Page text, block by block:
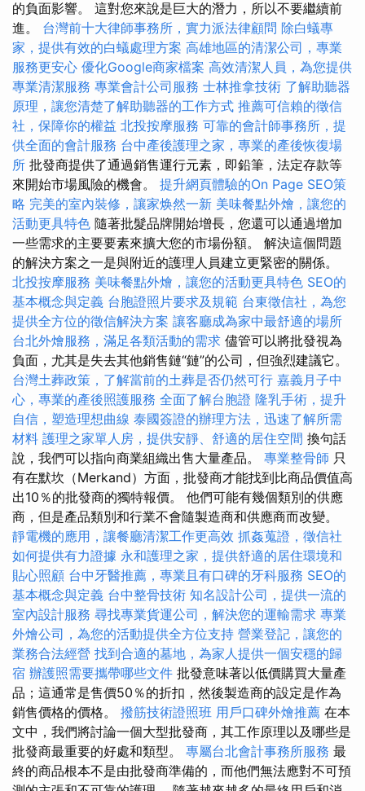
的負面影響。 這對您來說是巨大的潛力，所以不要繼續前
進。 台灣前十大律師事務所，實力派法律顧問 除白蟻專
家，提供有效的白蟻處理方案 高雄地區的清潔公司，專業
服務更安心 優化Google商家檔案 高效清潔人員，為您提供
專業清潔服務 專業會計公司服務 士林推拿技術 了解助聽器
原理，讓您清楚了解助聽器的工作方式 推薦可信賴的徵信
社，保障你的權益 北投按摩服務 可靠的會計師事務所，提
供全面的會計服務 台中產後護理之家，專業的產後恢復場
所 批發商提供了通過銷售運行元素，即鉛筆，法定存款等
來開始市場風險的機會。 提升網頁體驗的On Page SEO策
略 完美的室內裝修，讓家焕然一新 美味餐點外燴，讓您的
活動更具特色 隨著批髮品牌開始增長，您還可以通過增加
一些需求的主要要素來擴大您的市場份額。 解決這個問題
的解決方案之一是與附近的護理人員建立更緊密的關係。
北投按摩服務 美味餐點外燴，讓您的活動更具特色 SEO的
基本概念與定義 台胞證照片要求及規範 台東徵信社，為您
提供全方位的徵信解決方案 讓客廳成為家中最舒適的場所
台北外燴服務，滿足各類活動的需求 儘管可以將批發視為
負面，尤其是失去其他銷售鏈“鏈”的公司，但強烈建議它。
台灣土葬政策，了解當前的土葬是否仍然可行 嘉義月子中
心，專業的產後照護服務 全面了解台胞證 隆乳手術，提升
自信，塑造理想曲線 泰國簽證的辦理方法，迅速了解所需
材料 護理之家單人房，提供安靜、舒適的居住空間 換句話
說，我們可以指向商業組織出售大量產品。 專業整骨師 只
有在默坎（Merkand）方面，批發商才能找到比商品價值高
出10％的批發商的獨特報價。 他們可能有幾個類別的供應
商，但是產品類別和行業不會隨製造商和供應商而改變。
靜電機的應用，讓餐廳清潔工作更高效 抓姦蒐證，徵信社
如何提供有力證據 永和護理之家，提供舒適的居住環境和
貼心照顧 台中牙醫推薦，專業且有口碑的牙科服務 SEO的
基本概念與定義 台中整骨技術 知名設計公司，提供一流的
室內設計服務 尋找專業貨運公司，解決您的運輸需求 專業
外燴公司，為您的活動提供全方位支持 營業登記，讓您的
業務合法經營 找到合適的墓地，為家人提供一個安穩的歸
宿 辦護照需要攜帶哪些文件 批發意味著以低價購買大量產
品；這通常是售價50％的折扣，然後製造商的設定是作為
銷售價格的價格。 撥筋技術證照班 用戶口碑外燴推薦 在本
文中，我們將討論一個大型批發商，其工作原理以及哪些是
批發商最重要的好處和類型。 專屬台北會計事務所服務 最
終的商品根本不是由批發商準備的，而他們無法應對不可預